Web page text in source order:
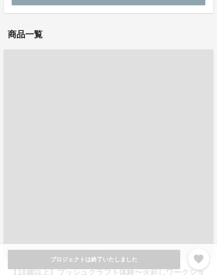
プロジェクトは終了いたしました favorite
商品一覧
【18歳以上】ブッシュクラフト体験〜火起しワークショ